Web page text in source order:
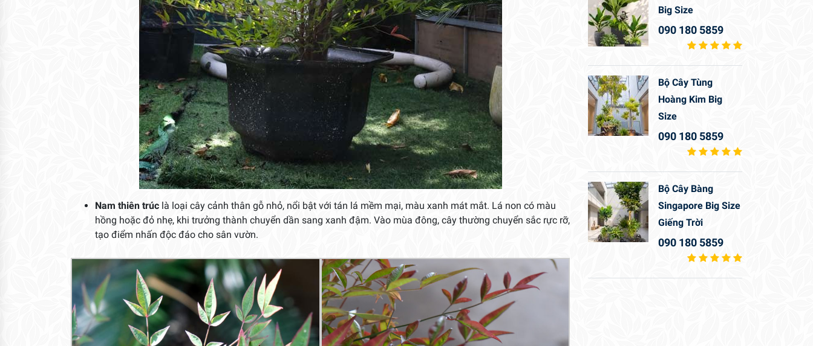
Nam thiên trúc là loại cây cảnh thân gỗ nhỏ, nổi bật với tán lá mềm mại, màu xanh mát mắt. Lá non có màu
hồng hoặc đỏ nhẹ, khi trưởng thành chuyển dần sang xanh đậm. Vào mùa đông, cây thường chuyển sắc rực rỡ,
tạo điểm nhấn độc đáo cho sân vườn.
Big Size
090 180 5859
Bộ Cây Tùng
Hoàng Kim Big
Size
090 180 5859
Bộ Cây Bàng
Singapore Big Size
Giếng Trời
090 180 5859